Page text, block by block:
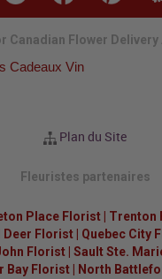
Canadian Flower Delivery
Cadeaux Vin
Plan du Site
Fleuristes partenaires
Place Florist
Trenton
Deer Florist| Quebec City
Florist Sault Ste.
Bay Florist
North